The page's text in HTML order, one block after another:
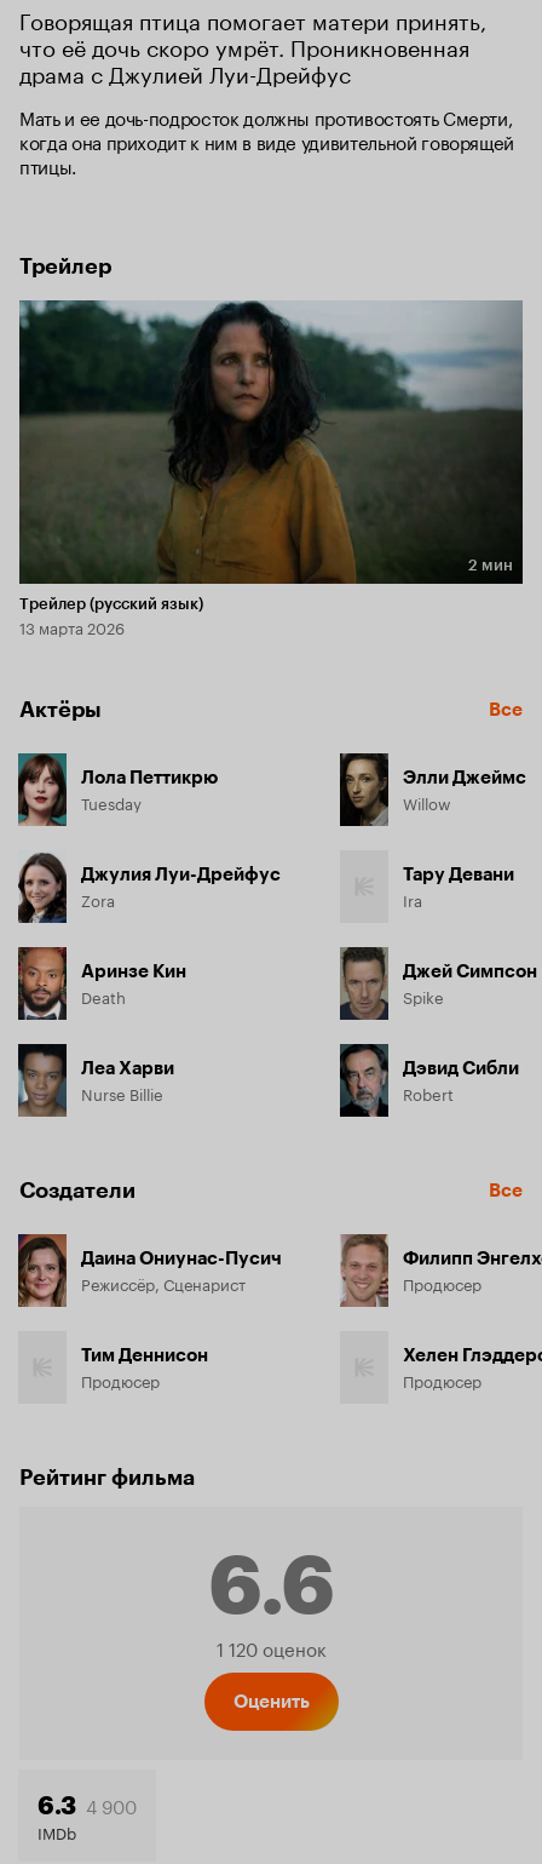
Говорящая птица помогает матери принять,
что её дочь скоро умрёт. Проникновенная
драма с Джулией Луи-Дрейфус
Мать и ее дочь-подросток должны противостоять Смерти,
когда она приходит к ним в виде удивительной говорящей
птицы.
Трейлер
Длительность 2 мин
2 мин
Трейлер (русский язык)
13 марта 2026
Актёры Все
Лола Петтикрю
Tuesday
Джулия Луи-Дрейфус
Zora
Аринзе Кин
Death
Леа Харви
Nurse Billie
Элли Джеймс
Willow
Тару Девани
Ira
Джей Симпсон
Spike
Дэвид Сибли
Robert
Создатели Все
Даина Ониунас-Пусич
Режиссёр, Сценарист
Тим Деннисон
Продюсер
Филипп
Продюсер
Хелен
Продюсер
Рейтинг фильма
6.6
Рейтинг
1 120 оценок
Оценить
6.3 4 900
IMDb